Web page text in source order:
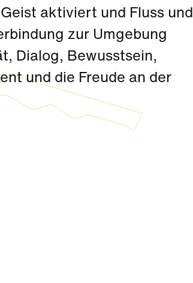
aktiviert und Fluss und
zur Umgebung
Dialog, Bewusstsein,
und die Freude an der